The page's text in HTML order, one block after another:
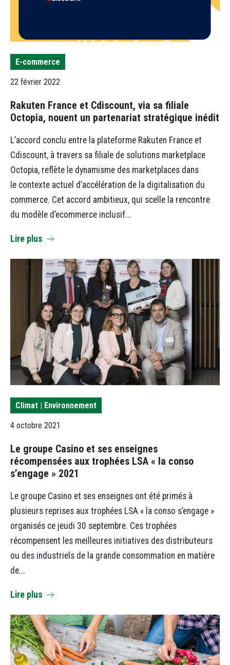
E-commerce
22 février 2022
Rakuten France et Cdiscount, via sa filiale
Octopia, nouent un partenariat stratégique inédit
L’accord conclu entre la plateforme Rakuten France et
Cdiscount, à travers sa filiale de solutions marketplace
Octopia, reflète le dynamisme des marketplaces dans
le contexte actuel d’accélération de la digitalisation du
commerce. Cet accord ambitieux, qui scelle la rencontre
du modèle d’ecommerce inclusif...
Lire plus
Climat | Environnement
4 octobre 2021
Le groupe Casino et ses enseignes
récompensées aux trophées LSA « la conso
s’engage » 2021
Le groupe Casino et ses enseignes ont été primés à
plusieurs reprises aux trophées LSA « la conso s’engage »
organisés ce jeudi 30 septembre. Ces trophées
récompensent les meilleures initiatives des distributeurs
ou des industriels de la grande consommation en matière
de...
Lire plus